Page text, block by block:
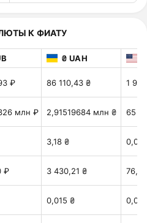
К ФИАТУ
₴ UAH
₽ 86 110,43 ₴ 1
млн ₽ 2,91519684 млн ₴ 65
3,18 ₴
₽ 3 430,21 ₴
0,015 ₴